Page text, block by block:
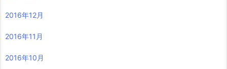
2016年12月
2016年11月
2016年10月